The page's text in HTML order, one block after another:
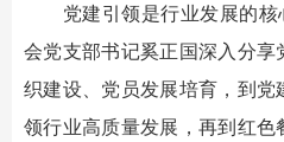
党建引领是行业发展的核
会党支部书记奚正国深入分享
织建设、党员发展培育，到党
领行业高质量发展，再到红